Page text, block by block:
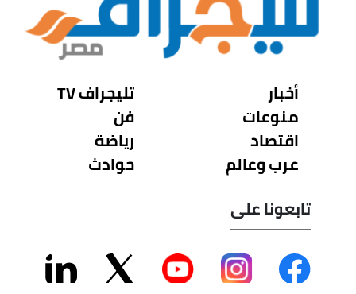
أخبار
منوعات
اقتصاد
عرب وعالم
تليجراف TV
فن
رياضة
حوادث
تابعونا على